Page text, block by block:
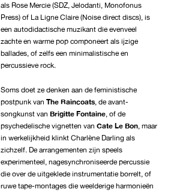
als Rose Mercie (SDZ, Jelodanti, Monofonus
Press) of La Ligne Claire (Noise direct discs), is
een autodidactische muzikant die evenveel
zachte en warme pop componeert als ijzige
ballades, of zelfs een minimalistische en
percussieve rock.
Soms doet ze denken aan de feministische
postpunk van The Raincoats, de avant-
songkunst van Brigitte Fontaine, of de
psychedelische vignetten van Cate Le Bon, maar
in werkelijkheid klinkt Charlène Darling als
zichzelf. De arrangementen zijn speels
experimenteel, nagesynchroniseerde percussie
die over de uitgeklede instrumentatie borrelt, of
ruwe tape-montages die weelderige harmonieën